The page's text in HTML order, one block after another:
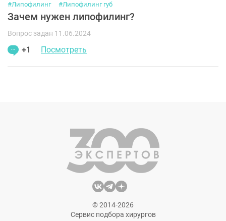
#Липофилинг #Липофилинг губ
Зачем нужен липофилинг?
Вопрос задан 11.06.2024
+1 Посмотреть
© 2014-2026
Сервис подбора хирургов